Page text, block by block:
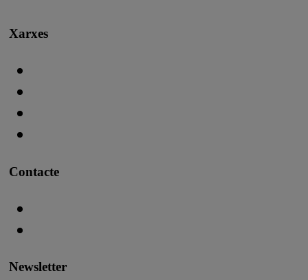
Xarxes
Contacte
Newsletter